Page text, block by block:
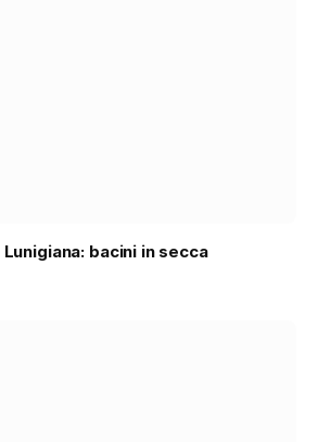
bacini in secca